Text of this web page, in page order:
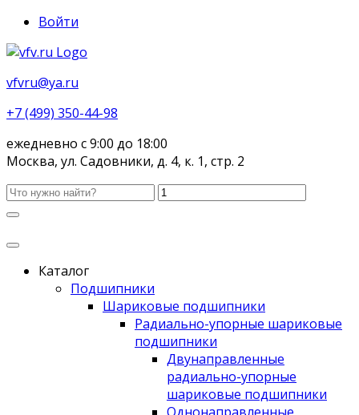
Войти
vfvru@ya.ru
+7 (499) 350-44-98
ежедневно с 9:00 до 18:00
Москва, ул. Садовники, д. 4, к. 1, стр. 2
Каталог
Подшипники
Шариковые подшипники
Радиально-упорные шариковые
подшипники
Двунаправленные
радиально-упорные
шариковые подшипники